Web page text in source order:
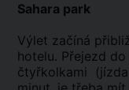
Sahara park
Výlet začíná
hotelu. Přejezd
čtyřkolkami